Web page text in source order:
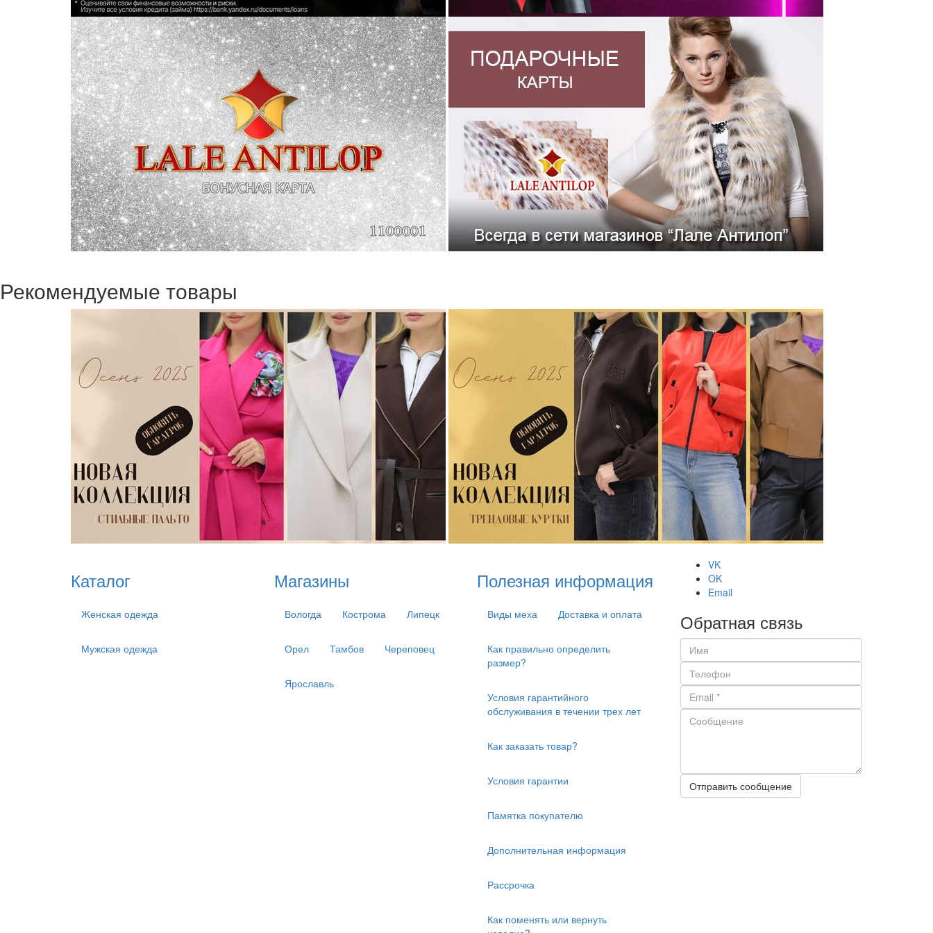
Рекомендуемые товары
Каталог
Женская одежда
Мужская одежда
Магазины
Вологда Кострома Липецк
Орел Тамбов Череповец
Ярославль
Полезная информация
Виды меха Доставка и оплата
Как правильно определить
размер?
Условия гарантийного
обслуживания в течении трех лет
Как заказать товар?
Условия гарантии
Памятка покупателю
Дополнительная информация
Рассрочка
Как поменять или вернуть
VK
OK
Email
Обратная связь
Отправить сообщение